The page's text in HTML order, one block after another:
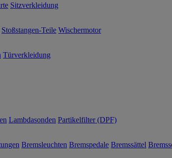
Sitzverkleidung
Stoßstangen-Teile Wischermotor
Türverkleidung
Lambdasonden Partikelfilter (DPF)
Bremsleuchten Bremspedale Bremssättel